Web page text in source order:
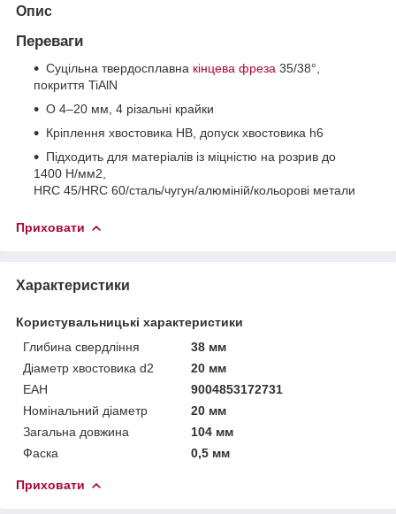
Опис
Переваги
Суцільна твердосплавна кінцева фреза 35/38°,
покриття TiAlN
O 4–20 мм, 4 різальні крайки
Кріплення хвостовика HB, допуск хвостовика h6
Підходить для матеріалів із міцністю на розрив до
1400 Н/мм2,
HRC 45/HRC 60/сталь/чугун/алюміній/кольорові метали
Приховати
Характеристики
Користувальницькі характеристики
Глибина свердління
38 мм
Діаметр хвостовика d2
20 мм
ЕАН
9004853172731
Номінальний діаметр
20 мм
Загальна довжина
104 мм
Фаска
0,5 мм
Приховати